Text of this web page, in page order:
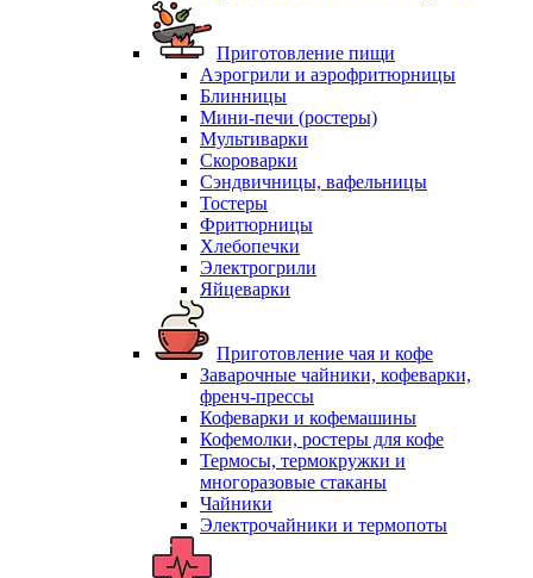
Приготовление пищи
Аэрогрили и аэрофритюрницы
Блинницы
Мини-печи (ростеры)
Мультиварки
Скороварки
Сэндвичницы, вафельницы
Тостеры
Фритюрницы
Хлебопечки
Электрогрили
Яйцеварки
Приготовление чая и кофе
Заварочные чайники, кофеварки,
френч-прессы
Кофеварки и кофемашины
Кофемолки, ростеры для кофе
Термосы, термокружки и
многоразовые стаканы
Чайники
Электрочайники и термопоты